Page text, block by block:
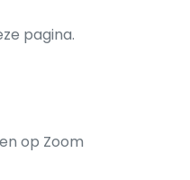
pagina.
op Zoom